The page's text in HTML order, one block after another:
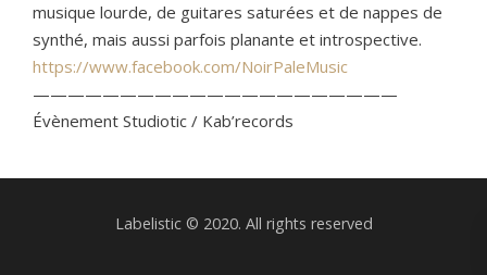
musique lourde, de guitares saturées et de nappes de
synthé, mais aussi parfois planante et introspective.
https://www.facebook.com/NoirPaleMusic
—————————————————————
Évènement Studiotic / Kab’records
Labelistic © 2020. All rights reserved